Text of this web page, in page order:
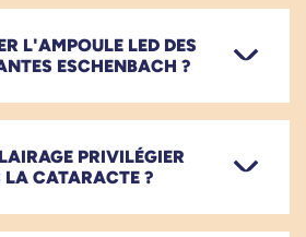
L'AMPOULE LED DES
ESCHENBACH ?
PRIVILÉGIER
LA CATARACTE ?